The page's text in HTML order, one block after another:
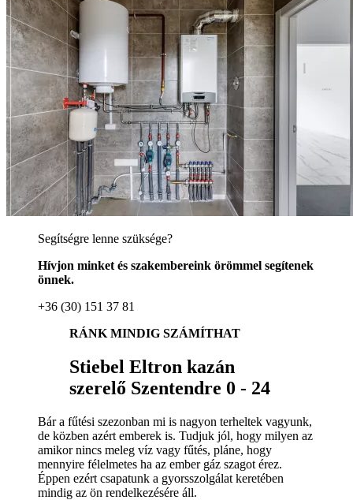
Segítségre lenne szüksége?
Hívjon minket és szakembereink örömmel segítenek
önnek.
+36 (30) 151 37 81
RÁNK MINDIG SZÁMÍTHAT
Stiebel Eltron kazán
szerelő Szentendre 0 - 24
Bár a fűtési szezonban mi is nagyon terheltek vagyunk,
de közben azért emberek is. Tudjuk jól, hogy milyen az
amikor nincs meleg víz vagy fűtés, pláne, hogy
mennyire félelmetes ha az ember gáz szagot érez.
Éppen ezért csapatunk a gyorsszolgálat keretében
mindig az ön rendelkezésére áll.